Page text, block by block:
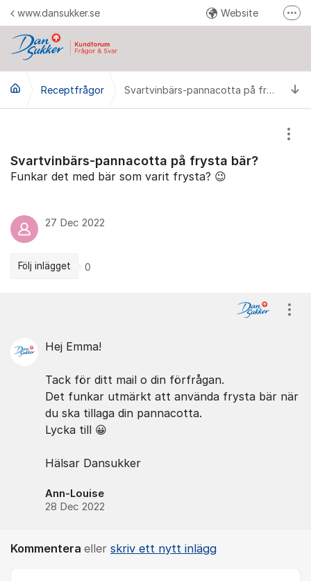
Hoppa till innehåll
www.dansukker.se Website
YouTube
Receptfrågor Svartvinbärs-pannacotta på frysta bär?
Svartvinbärs-pannacotta på frysta bär?
Funkar det med bär som varit frysta? 😉
27 Dec 2022
Följ inlägget 0
Hej Emma!
Tack för ditt mail o din förfrågan.
Det funkar utmärkt att använda frysta bär när
du ska tillaga din pannacotta.
Lycka till 😀
Hälsar Dansukker
Ann-Louise
28 Dec 2022
Kommentera eller skriv ett nytt inlägg